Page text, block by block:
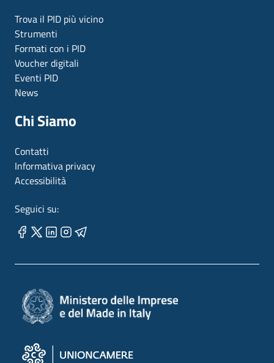
Trova il PID più vicino
Strumenti
Formati con i PID
Voucher digitali
Eventi PID
News
Chi Siamo
Contatti
Informativa privacy
Accessibilità
Seguici su: